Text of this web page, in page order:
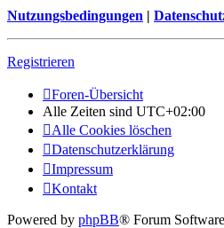
Nutzungsbedingungen |
Registrieren
Foren-Übersicht
Alle Zeiten sind UTC+02:00
Alle Cookies löschen
Datenschutzerklärung
Impressum
Kontakt
Powered by phpBB® Forum